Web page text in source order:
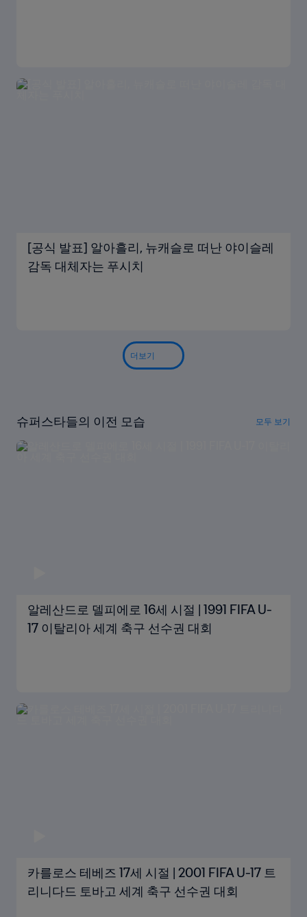
[공식 발표] 알아흘리, 뉴캐슬로 떠난 야이슬레
감독 대체자는 푸시치
더보기
슈퍼스타들의 이전 모습 모두 보기
알레산드로 델피에로 16세 시절 | 1991 FIFA U-
17 이탈리아 세계 축구 선수권 대회
카를로스 테베즈 17세 시절 | 2001 FIFA U-17 트
리니다드 토바고 세계 축구 선수권 대회